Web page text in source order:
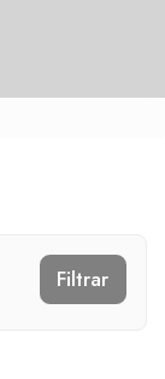
Filtrar